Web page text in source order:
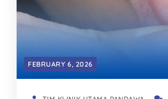
FEBRUARY 6, 2026